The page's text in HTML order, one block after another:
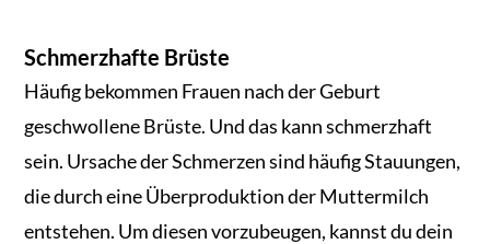
Schmerzhafte Brüste
Häufig bekommen Frauen nach der Geburt
geschwollene Brüste. Und das kann schmerzhaft
sein. Ursache der Schmerzen sind häufig Stauungen,
die durch eine Überproduktion der Muttermilch
entstehen. Um diesen vorzubeugen, kannst du dein